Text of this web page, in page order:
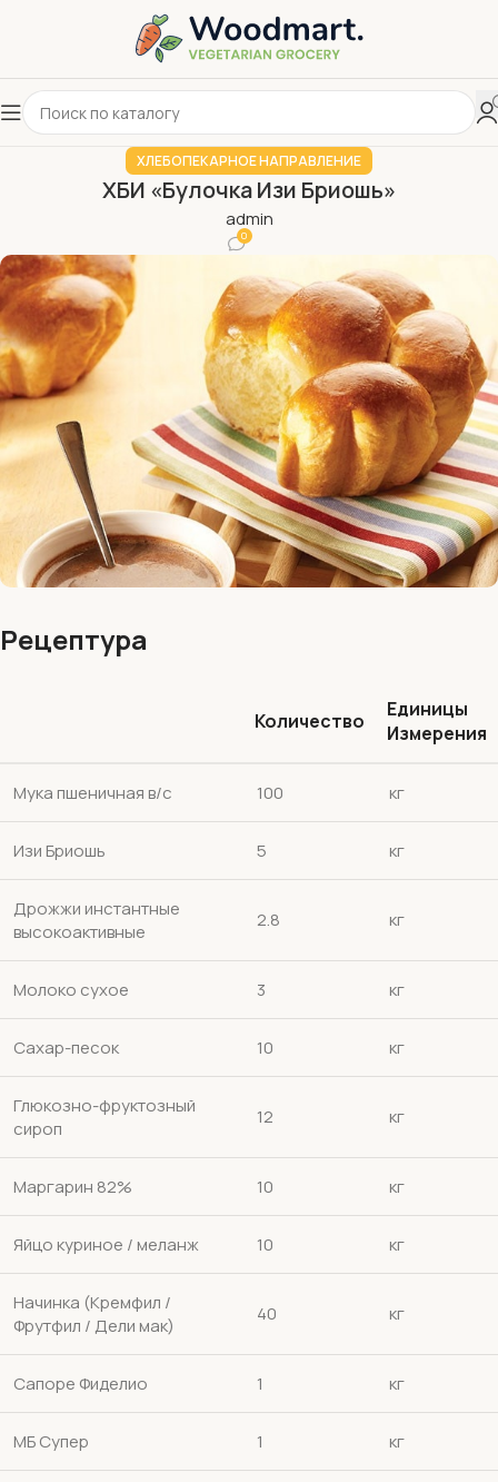
ХЛЕБОПЕКАРНОЕ НАПРАВЛЕНИЕ
ХБИ «Булочка Изи Бриошь»
admin
0
Рецептура
Количество
Единицы
Измерения
Мука пшеничная в/с 100 кг
Изи Бриошь 5 кг
Дрожжи инстантные
высокоактивные
2.8 кг
Молоко сухое 3 кг
Сахар-песок 10 кг
Глюкозно-фруктозный
сироп
12 кг
Маргарин 82% 10 кг
Яйцо куриное / меланж 10 кг
Начинка (Кремфил /
Фрутфил / Дели мак)
40 кг
Сапоре Фиделио 1 кг
МБ Супер 1 кг